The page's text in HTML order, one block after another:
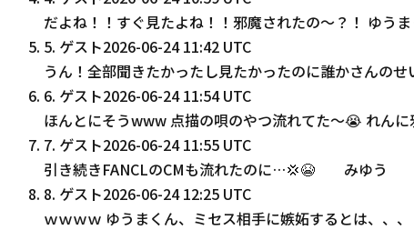
だよね！！すぐ見たよね！！邪魔されたの〜？！ ゆう
5. ゲスト2026-06-24 11:42 UTC
うん！全部聞きたかったし見たかったのに誰かさんの
6. ゲスト2026-06-24 11:54 UTC
ほんとにそうwww 点描の唄のやつ流れてた〜😭 れ
7. ゲスト2026-06-24 11:55 UTC
引き続きFANCLのCMも流れたのに…💢😭 みゆう
8. ゲスト2026-06-24 12:25 UTC
ｗｗｗｗ ゆうまくん、ミセス相手に嫉妬するとは、